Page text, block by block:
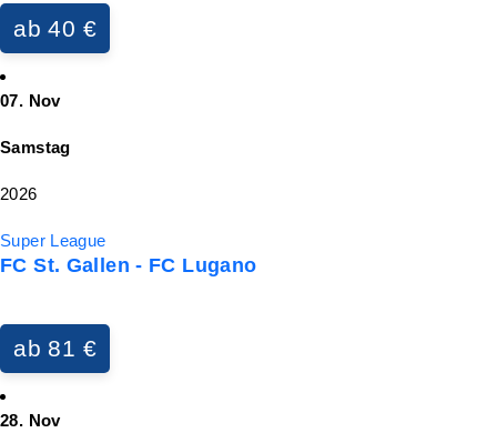
ab 40 €
07. Nov
Samstag
2026
Super League
FC St. Gallen - FC Lugano
ab 81 €
28. Nov